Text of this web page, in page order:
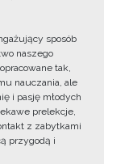
sposób
naszego
tak,
nauczania, ale
i pasję młodych
prelekcje,
z zabytkami
przygodą i